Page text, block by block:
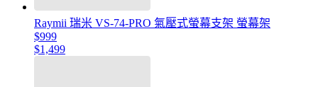
Raymii 瑞米 VS-74-PRO 氣壓式螢幕支架 螢幕架
$999
$1,499